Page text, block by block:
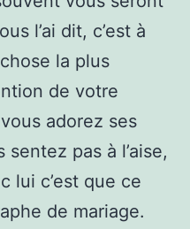
l’ai dit, c’est à
la plus
de votre
adorez ses
pas à l’aise,
lui c’est que ce
de mariage.